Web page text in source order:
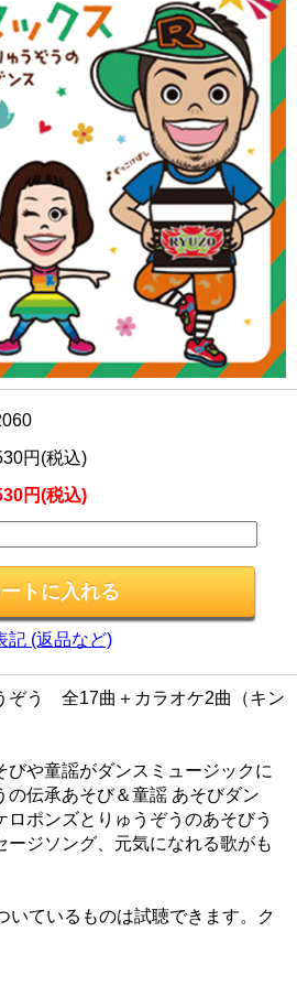
円(税込)
円(税込)
記 (返品など)
ぞう 全17曲＋カラオケ2曲（キン
びや童謡がダンスミュージックに
の伝承あそび＆童謡 あそびダン
ロポンズとりゅうぞうのあそびう
ージソング、元気になれる歌がも
いているものは試聴できます。ク